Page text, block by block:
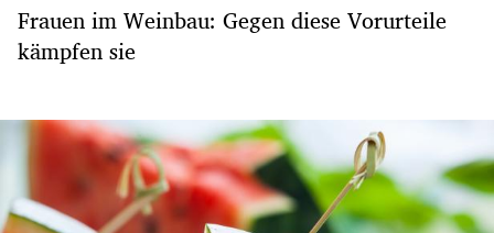
Frauen im Weinbau: Gegen diese Vorurteile
kämpfen sie